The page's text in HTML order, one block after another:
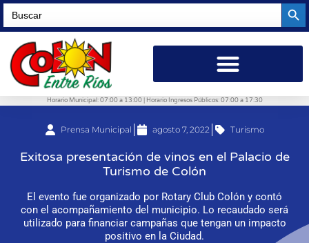
Search
for:
Horario Municipal: 07:00 a 13:00 | Horario Ingresos Públicos: 07:00 a 17:30
Prensa Municipal agosto 7, 2022 Turismo
Exitosa presentación de vinos en el Palacio de
Turismo de Colón
El evento fue organizado por Rotary Club Colón y contó
con el acompañamiento del municipio. Lo recaudado será
utilizado para financiar campañas que tengan un impacto
positivo en la Ciudad.